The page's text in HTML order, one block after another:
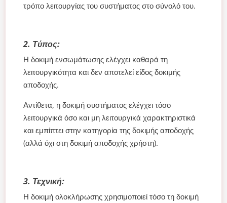
τρόπο λειτουργίας του συστήματος στο σύνολό του.
2. Τύπος:
Η δοκιμή ενσωμάτωσης ελέγχει καθαρά τη
λειτουργικότητα και δεν αποτελεί είδος δοκιμής
αποδοχής.
Αντίθετα, η δοκιμή συστήματος ελέγχει τόσο
λειτουργικά όσο και μη λειτουργικά χαρακτηριστικά
και εμπίπτει στην κατηγορία της δοκιμής αποδοχής
(αλλά όχι στη δοκιμή αποδοχής χρήστη).
3. Τεχνική:
Η δοκιμή ολοκλήρωσης χρησιμοποιεί τόσο τη δοκιμή